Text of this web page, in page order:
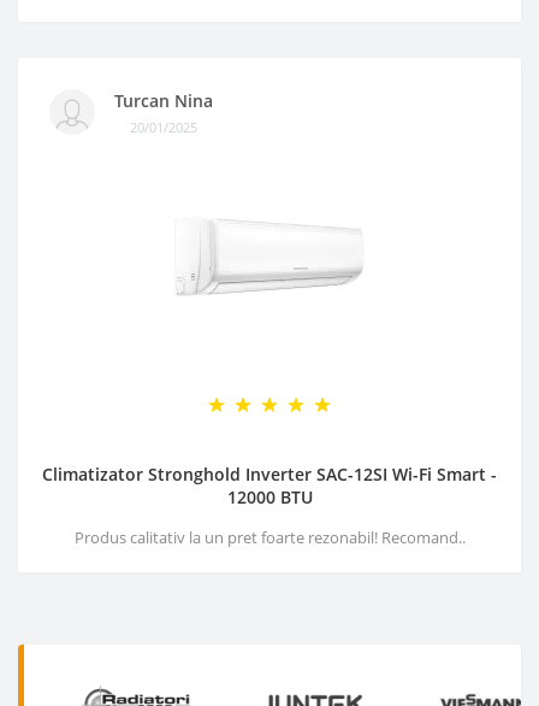
Turcan Nina
20/01/2025
Climatizator Stronghold Inverter SAC-12SI Wi-Fi Smart -
12000 BTU
Produs calitativ la un pret foarte rezonabil! Recomand..